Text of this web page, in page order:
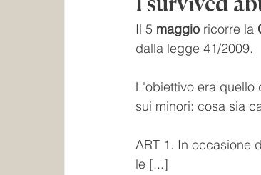
I survived
Il 5 maggio ricorre la
dalla legge 41/2009.
L'obiettivo era
sui minori: cosa sia
ART 1. In occasione
le [...]